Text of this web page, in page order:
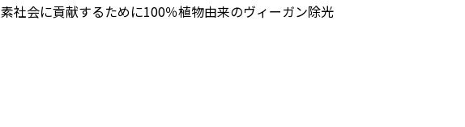
社会に貢献するために100％植物由来のヴィーガン除光